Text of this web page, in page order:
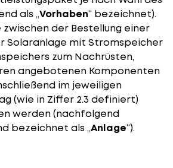
als „Vorhaben“ bezeichnet).
zwischen der Bestellung einer
Solaranlage mit Stromspeicher
zum Nachrüsten,
angebotenen Komponenten
im jeweiligen
(wie in Ziffer 2.3 definiert)
werden (nachfolgend
bezeichnet als „Anlage“).